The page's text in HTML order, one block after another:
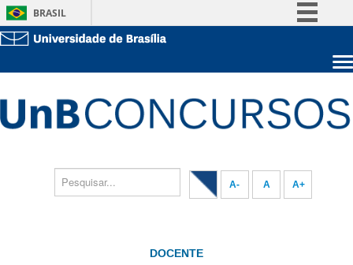
BRASIL
Acesso à informação
Unidades acadêmicas
Estude na UnB
Graduação
Servidor
A- A A+
DOCENTE